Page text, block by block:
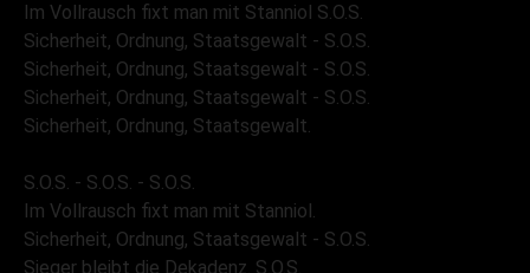
Im Vollrausch fixt man mit Stanniol S.O.S.
Sicherheit, Ordnung, Staatsgewalt - S.O.S.
Sicherheit, Ordnung, Staatsgewalt - S.O.S.
Sicherheit, Ordnung, Staatsgewalt - S.O.S.
Sicherheit, Ordnung, Staatsgewalt.
S.O.S. - S.O.S. - S.O.S.
Im Vollrausch fixt man mit Stanniol.
Sicherheit, Ordnung, Staatsgewalt - S.O.S.
Sieger bleibt die Dekadenz. S.O.S.